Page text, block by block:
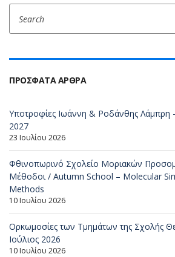
Search
for:
ΠΡΌΣΦΑΤΑ ΆΡΘΡΑ
Υποτροφίες Ιωάννη & Ροδάνθης Λάμπρη
2027
23 Ιουλίου 2026
Φθινοπωρινό Σχολείο Μοριακών
Μέθοδοι / Autumn School – Molecular
Methods
10 Ιουλίου 2026
Ορκωμοσίες των Τμημάτων της Σχολής
Ιούλιος 2026
10 Ιουλίου 2026